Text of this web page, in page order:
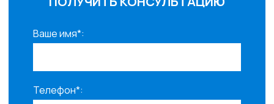
Ваше имя*:
Телефон*: